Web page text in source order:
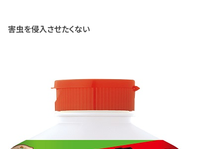
害虫を侵入させたくない